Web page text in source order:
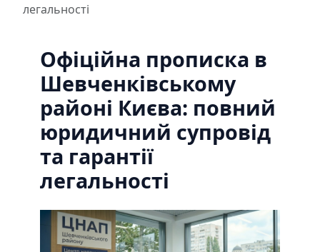
легальності
Офіційна прописка в
Шевченківському
районі Києва: повний
юридичний супровід
та гарантії
легальності